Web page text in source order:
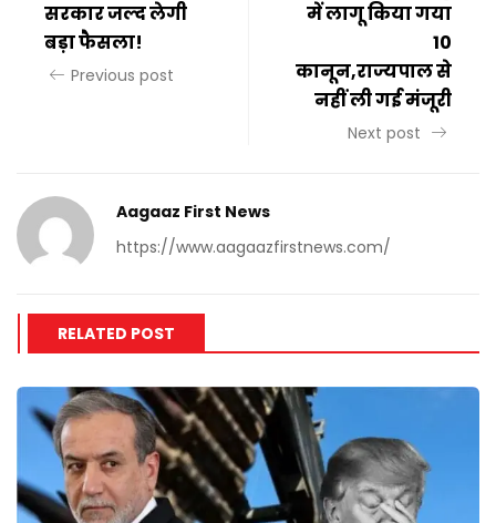
सरकार जल्द लेगी
बड़ा फैसला!
Previous post
में लागू किया गया
10
कानून,राज्यपाल से
नहीं ली गई मंजूरी
Next post
Aagaaz First News
https://www.aagaazfirstnews.com/
RELATED POST